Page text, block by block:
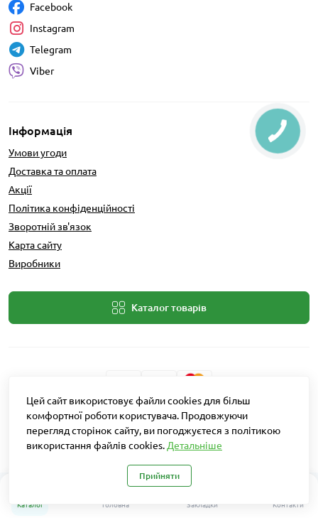
Каталог Головна Закладки Контакти
Інформація
Умови угоди
Доставка та оплата
Акції
Політика конфіденційності
Зворотній зв'язок
Карта сайту
Виробники
Каталог товарів
Facebook
Instagram
Telegram
Viber
Розробник: Intent Solutions
Агро Рітейл © 2026
Цей сайт використовує файли cookies для більш
комфортної роботи користувача. Продовжуючи
перегляд сторінок сайту, ви погоджуєтеся з політикою
використання файлів cookies. Детальніше
Прийняти